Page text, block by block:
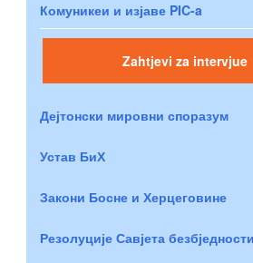
Комуникеи и изјаве PIC-a
Zahtjevi za intervjue
Дејтонски мировни споразум
Устав БиХ
Закони Босне и Херцеговине
Резолуције Савјета безбједности